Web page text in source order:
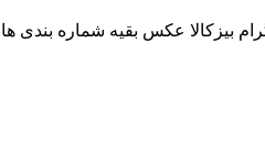
بیزکالا عکس بقیه شماره بندی ها